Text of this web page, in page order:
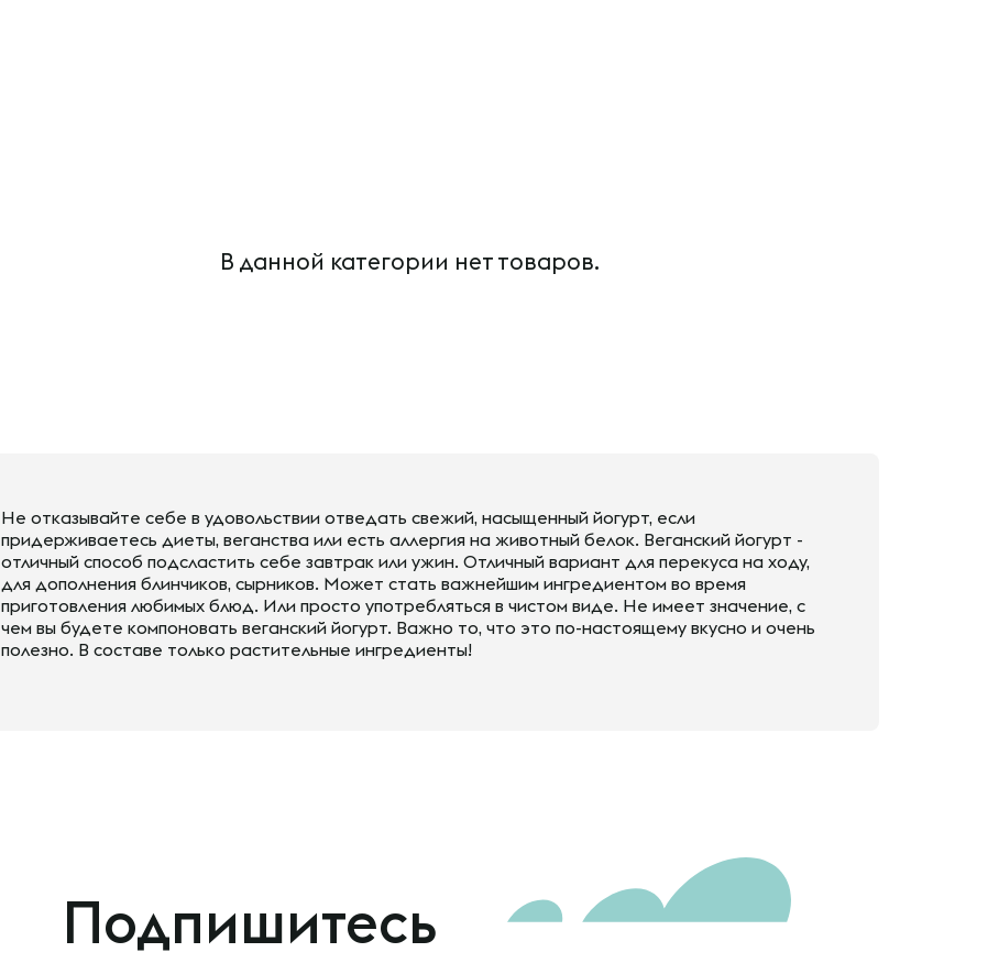
В данной категории нет товаров.
Не отказывайте себе в удовольствии отведать свежий, насыщенный йогурт, если
придерживаетесь диеты, веганства или есть аллергия на животный белок. Веганский йогурт -
отличный способ подсластить себе завтрак или ужин. Отличный вариант для перекуса на ходу,
для дополнения блинчиков, сырников. Может стать важнейшим ингредиентом во время
приготовления любимых блюд. Или просто употребляться в чистом виде. Не имеет значение, с
чем вы будете компоновать веганский йогурт. Важно то, что это по-настоящему вкусно и очень
полезно. В составе только растительные ингредиенты!
Подпишитесь